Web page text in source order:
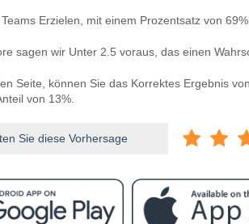
Erzielen, mit einem Prozentsatz von
sagen wir Unter 2.5 voraus, das einen
Seite, können Sie das Korrektes Ergebnis
von 13%.
Sie diese Vorhersage